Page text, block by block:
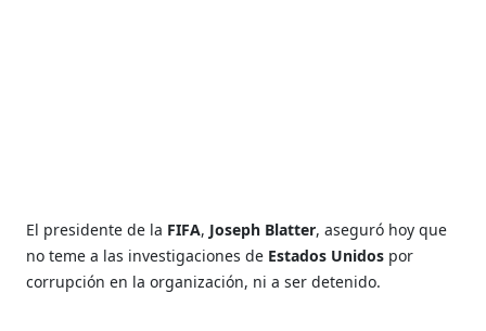
El presidente de la FIFA, Joseph Blatter, aseguró hoy que
no teme a las investigaciones de Estados Unidos por
corrupción en la organización, ni a ser detenido.